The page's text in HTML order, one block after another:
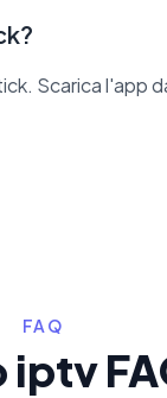
Scarica l'app
FAQ
iptv